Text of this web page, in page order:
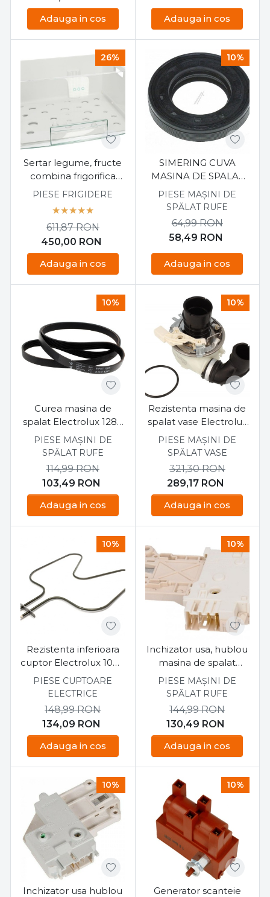
Adauga in cos
Adauga in cos
26%
Sertar legume, fructe
combina frigorifica
Electrolux 2426445017
PIESE FRIGIDERE
450,00 RON
611,87RON
Adauga in cos
10%
SIMERING CUVA
MASINA DE SPALAT
ELECTROLUX / AEG
35X62X11/12,5mm,
PIESE MAȘINI DE
SPĂLAT RUFE
58,49 RON
64,99RON
Adauga in cos
10%
Curea masina de
spalat Electrolux 1287
H8 EL
PIESE MAȘINI DE
SPĂLAT RUFE
103,49 RON
114,99RON
Adauga in cos
10%
Rezistenta masina de
spalat vase Electrolux
140002162174
PIESE MAȘINI DE
SPĂLAT VASE
289,17 RON
321,30RON
Adauga in cos
10%
Rezistenta inferioara
cuptor Electrolux 1000
W
PIESE CUPTOARE
ELECTRICE
134,09 RON
148,99RON
Adauga in cos
10%
Inchizator usa, hublou
masina de spalat
Electrolux, Aeg,
Zanussi 3792030425
PIESE MAȘINI DE
SPĂLAT RUFE
130,49 RON
144,99RON
Adauga in cos
10%
Inchizator usa hublou
10%
Generator scanteie